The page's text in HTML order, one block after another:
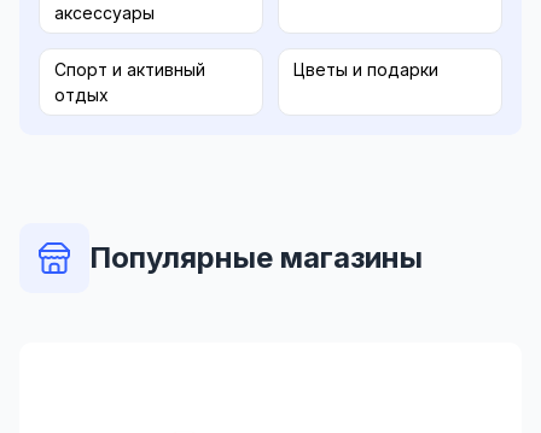
аксессуары
Спорт и активный
отдых
Цветы и подарки
Популярные магазины